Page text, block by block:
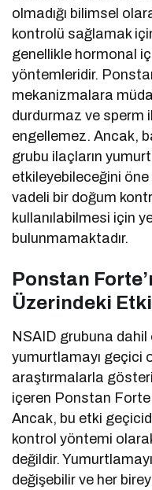
olmadığı bilimsel
kontrolü sağlamak
genellikle hormonal
yöntemleridir.
mekanizmalara
durdurmaz ve sperm
engellemez. Ancak,
grubu ilaçların
etkileyebileceğini
vadeli bir doğum
kullanılabilmesi için
bulunmamaktadır.
Ponstan
Üzerindeki
NSAID grubuna dahil
yumurtlamayı geçici
araştırmalarla
içeren Ponstan Forte
Ancak, bu etki
kontrol yöntemi
değildir.
değişebilir ve her